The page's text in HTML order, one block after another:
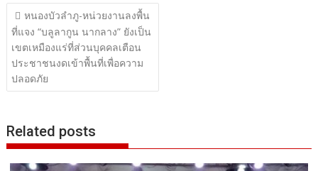
แนะแนว
เรื่อง
หนองบัวลำภู-หน่วยงานลงพื้น
ที่แจง “บลูลากูน นากลาง” ยังเป็น
เขตเหมืองแร่ที่ส่วนบุคคลเตือน
ประชาชนงดเข้าพื้นที่เพื่อความ
ปลอดภัย
Related posts